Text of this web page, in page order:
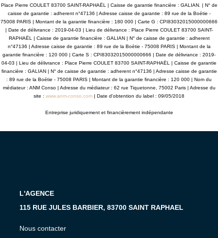
Place Pierre COULET 83700 SAINT-RAPHAËL | Caisse de garantie financière : GALIAN. | N° de
caisse de garantie : adherent n°47136 | Adresse caisse de garantie : 89 rue de la Boétie -
75008 PARIS | Montant de la garantie financière : 180 000 | Carte G : CPI83032015000000666
| Date de délivrance : 2019-04-03 | Lieu de délivrance : Place Pierre COULET 83700 SAINT-
RAPHAËL | Caisse de garantie financière : GALIAN | N° de caisse de garantie : adherent
n°47136 | Adresse caisse de garantie : 89 rue de la Boétie - 75008 PARIS | Montant de la
garantie financière : 120 000 | Carte S : CPI83032015000000666 | Date de délivrance : 2019-
04-03 | Lieu de délivrance : Place Pierre COULET 83700 SAINT-RAPHAËL | Caisse de garantie
financière : GALIAN | N° de caisse de garantie : adherent n°47136 | Adresse caisse de garantie
: 89 rue de la Boétie - 75008 PARIS | Montant de la garantie financière : 120 000 | Nom du
médiateur : ANM Conso | Adresse du médiateur : 62 rue Tiquetonne, 75002 Paris | Adresse du
site : www.anm-conso.com | Date d'obtention du label : 09/05/2018
Entreprise juridiquement et financièrement indépendante
L'AGENCE
115 RUE JULES BARBIER, 83700 SAINT RAPHAEL
Nous contacter